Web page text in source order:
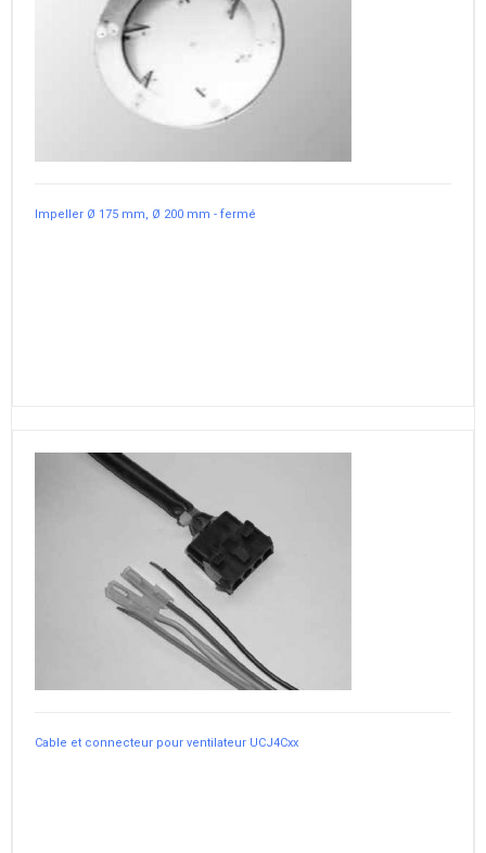
Impeller Ø 175 mm, Ø 200 mm - fermé
Cable et connecteur pour ventilateur UCJ4Cxx